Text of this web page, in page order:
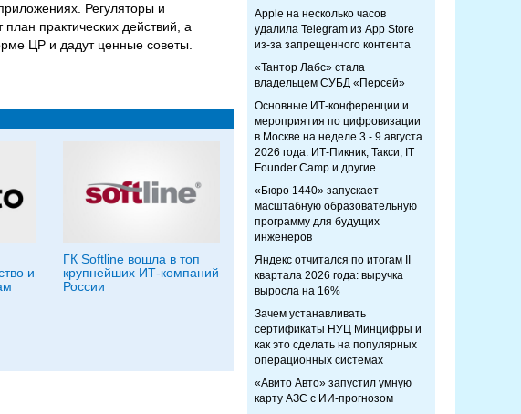
Регуляторы и
практических действий, а
ЦР и дадут ценные советы.
и
ГК Softline вошла в топ
крупнейших ИТ-компаний
России
Apple на несколько часов
удалила Telegram из App Store
из-за запрещенного контента
«Тантор Лабс» стала
владельцем СУБД «Персей»
Основные ИТ-конференции и
мероприятия по цифровизации
в Москве на неделе 3 - 9 августа
2026 года: ИТ-Пикник, Такси, IT
Founder Camp и другие
«Бюро 1440» запускает
масштабную образовательную
программу для будущих
инженеров
Яндекс отчитался по итогам II
квартала 2026 года: выручка
выросла на 16%
Зачем устанавливать
сертификаты НУЦ Минцифры и
как это сделать на популярных
операционных системах
«Авито Авто» запустил умную
карту АЗС с ИИ-прогнозом